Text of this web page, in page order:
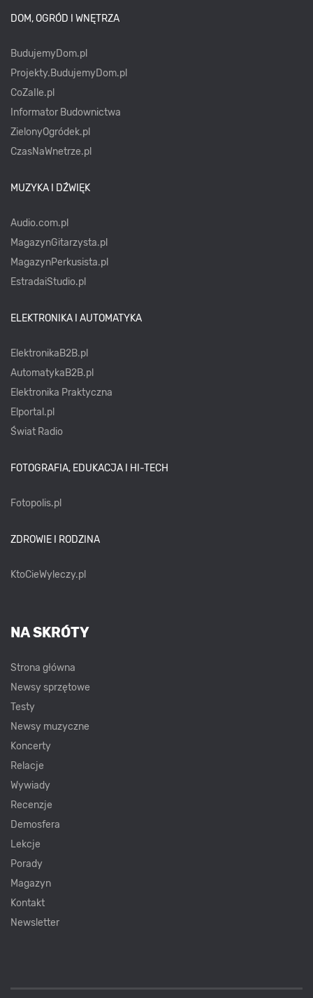
DOM, OGRÓD I WNĘTRZA
BudujemyDom.pl
Projekty.BudujemyDom.pl
CoZaIle.pl
Informator Budownictwa
ZielonyOgródek.pl
CzasNaWnetrze.pl
MUZYKA I DŹWIĘK
Audio.com.pl
MagazynGitarzysta.pl
MagazynPerkusista.pl
EstradaiStudio.pl
ELEKTRONIKA I AUTOMATYKA
ElektronikaB2B.pl
AutomatykaB2B.pl
Elektronika Praktyczna
Elportal.pl
Świat Radio
FOTOGRAFIA, EDUKACJA I HI-TECH
Fotopolis.pl
ZDROWIE I RODZINA
KtoCieWyleczy.pl
NA SKRÓTY
Strona główna
Newsy sprzętowe
Testy
Newsy muzyczne
Koncerty
Relacje
Wywiady
Recenzje
Demosfera
Lekcje
Porady
Magazyn
Kontakt
Newsletter